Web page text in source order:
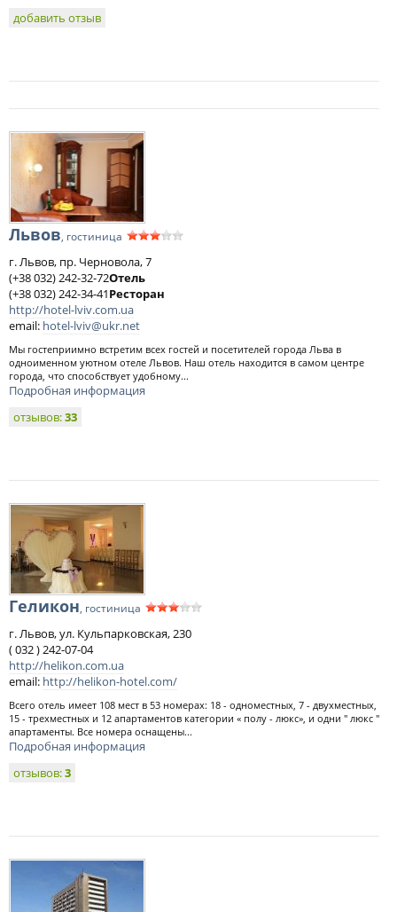
добавить отзыв
Львов, гостиница
г. Львов, пр. Черновола, 7
(+38 032) 242-32-72Отель
(+38 032) 242-34-41Ресторан
http://hotel-lviv.com.ua
email: hotel-lviv@ukr.net
Мы гостеприимно встретим всех гостей и посетителей города Льва в
одноименном уютном отеле Львов. Наш отель находится в самом центре
города, что способствует удобному...
Подробная информация
отзывов:33
Геликон, гостиница
г. Львов, ул. Кульпарковская, 230
( 032 ) 242-07-04
http://helikon.com.ua
email: http://helikon-hotel.com/
Всего отель имеет 108 мест в 53 номерах: 18 - одноместных, 7 - двухместных,
15 - трехместных и 12 апартаментов категории « полу - люкс», и одни " люкс "
апартаменты. Все номера оснащены...
Подробная информация
отзывов:3